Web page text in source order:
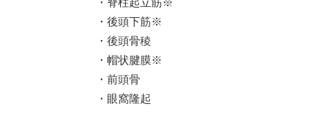
・脊柱起立筋※
・後頭下筋※
・後頭骨稜
・帽状腱膜※
・前頭骨
・眼窩隆起